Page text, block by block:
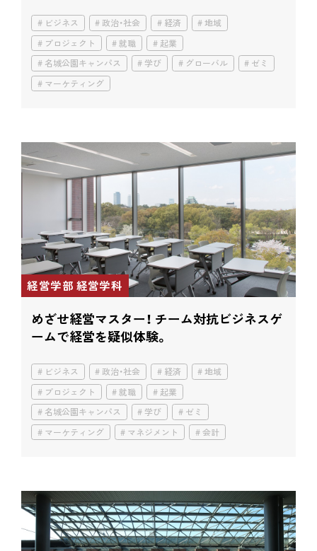
ビジネス 政治・社会 経済
地域
プロジェクト
就職
起業
名城公園キャンパス
学び グローバル
ゼミ
マーケティング
経営学部 経営学科
めざせ経営マスター！ チーム対抗ビジネスゲ
ームで経営を疑似体験。
ビジネス 政治・社会 経済
地域
プロジェクト
就職
起業
名城公園キャンパス
学び
ゼミ
マーケティング
マネジメント 会計